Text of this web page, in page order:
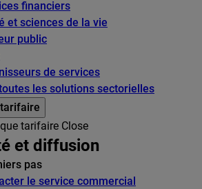
financiers
et sciences de la vie
public
de services
les solutions sectorielles
tarifaire Close
et diffusion
pas
le service commercial